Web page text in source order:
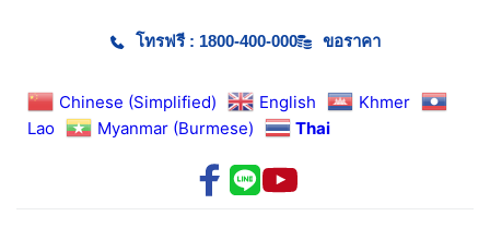
Chinese (Simplified) English
Khmer
Lao
Myanmar (Burmese) Thai
โทรฟรี : 1800-400-000 ขอราคา